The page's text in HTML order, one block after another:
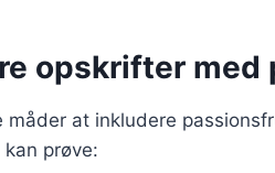
opskrifter med
måder at inkludere
prøve: